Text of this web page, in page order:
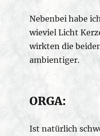
Nebenbei habe
wieviel Licht
wirkten die
ambientiger.
ORGA:
Ist natürlich